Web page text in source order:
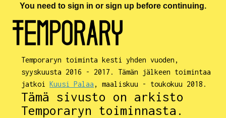
You need to sign in or sign up before continuing.
Temporaryn toiminta kesti yhden vuoden,
syyskuusta 2016 - 2017. Tämän jälkeen toimintaa
jatkoiKuusi Palaa , maaliskuu - toukokuu 2018.
Tämä sivusto on arkisto
Temporaryn toiminnasta.